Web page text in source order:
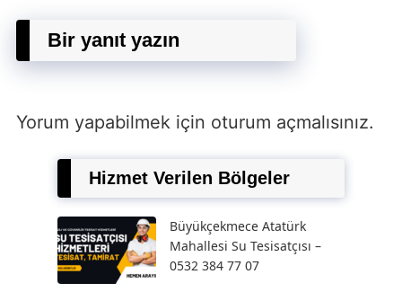
Bir yanıt yazın
Yorum yapabilmek için oturum açmalısınız.
Hizmet Verilen Bölgeler
Büyükçekmece Atatürk
Mahallesi Su Tesisatçısı –
0532 384 77 07